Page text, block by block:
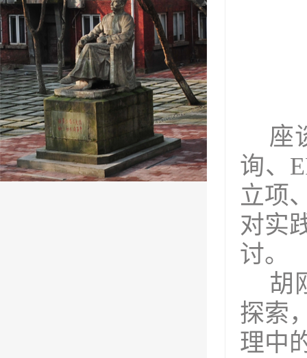
座
询、
立项
对实
讨。
胡
探索
理中